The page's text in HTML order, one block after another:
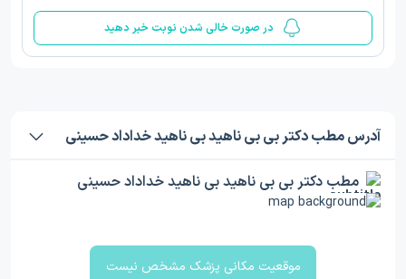
در صورت خالی شدن نوبت خبر دهید
آدرس مطب دکتر بی بی ناهید بی ناهید خداداد حسینی
مطب دکتر بی بی ناهید بی ناهید خداداد حسینی
موقعیت مکانی پزشک مشخص نیست